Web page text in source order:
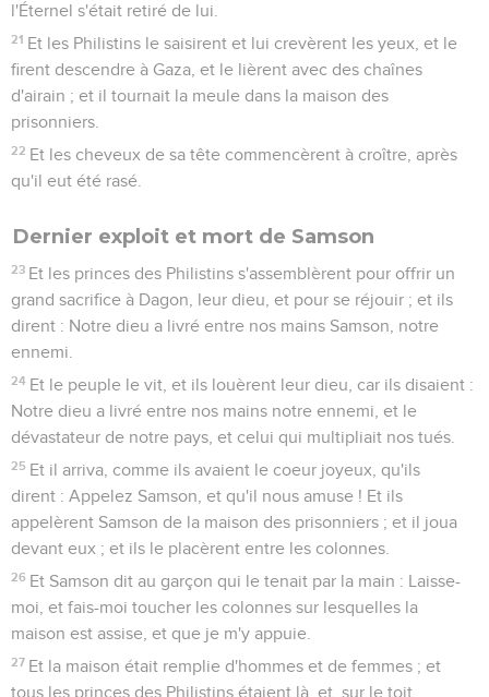
l'Éternel s'était retiré de lui.
21 Et les Philistins le saisirent et lui crevèrent les yeux, et le
firent descendre à Gaza, et le lièrent avec des chaînes
d'airain ; et il tournait la meule dans la maison des
prisonniers.
22 Et les cheveux de sa tête commencèrent à croître, après
qu'il eut été rasé.
Dernier exploit et mort de Samson
23 Et les princes des Philistins s'assemblèrent pour offrir un
grand sacrifice à Dagon, leur dieu, et pour se réjouir ; et ils
dirent : Notre dieu a livré entre nos mains Samson, notre
ennemi.
24 Et le peuple le vit, et ils louèrent leur dieu, car ils disaient :
Notre dieu a livré entre nos mains notre ennemi, et le
dévastateur de notre pays, et celui qui multipliait nos tués.
25 Et il arriva, comme ils avaient le coeur joyeux, qu'ils
dirent : Appelez Samson, et qu'il nous amuse ! Et ils
appelèrent Samson de la maison des prisonniers ; et il joua
devant eux ; et ils le placèrent entre les colonnes.
26 Et Samson dit au garçon qui le tenait par la main : Laisse-
moi, et fais-moi toucher les colonnes sur lesquelles la
maison est assise, et que je m'y appuie.
27 Et la maison était remplie d'hommes et de femmes ; et
tous les princes des Philistins étaient là, et, sur le toit,